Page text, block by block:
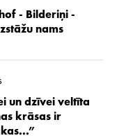
- Bilderiņi -
nams
un dzīvei veltīta
krāsas ir